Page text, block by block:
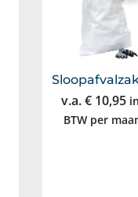
v.a.€10,95
BTW per